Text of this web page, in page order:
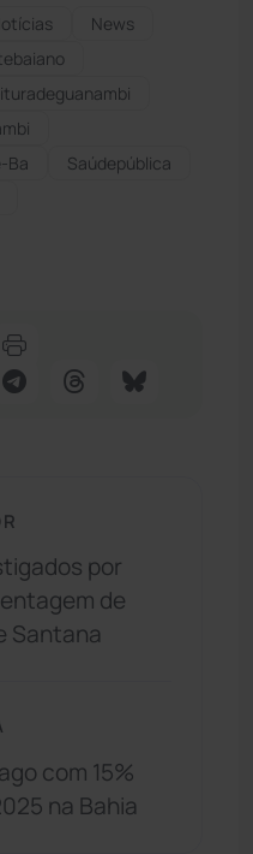
News
Ba
Saúdepública
por
de
Santana
com 15%
na Bahia